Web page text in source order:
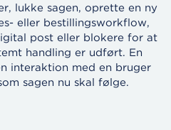
lukke sagen, oprette en ny
eller bestillingsworkflow,
post eller blokere for at
handling er udført. En
interaktion med en bruger
sagen nu skal følge.